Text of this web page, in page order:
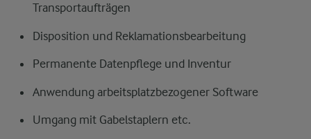
Transportaufträgen
Disposition und Reklamationsbearbeitung
Permanente Datenpflege und Inventur
Anwendung arbeitsplatzbezogener Software
Umgang mit Gabelstaplern etc.